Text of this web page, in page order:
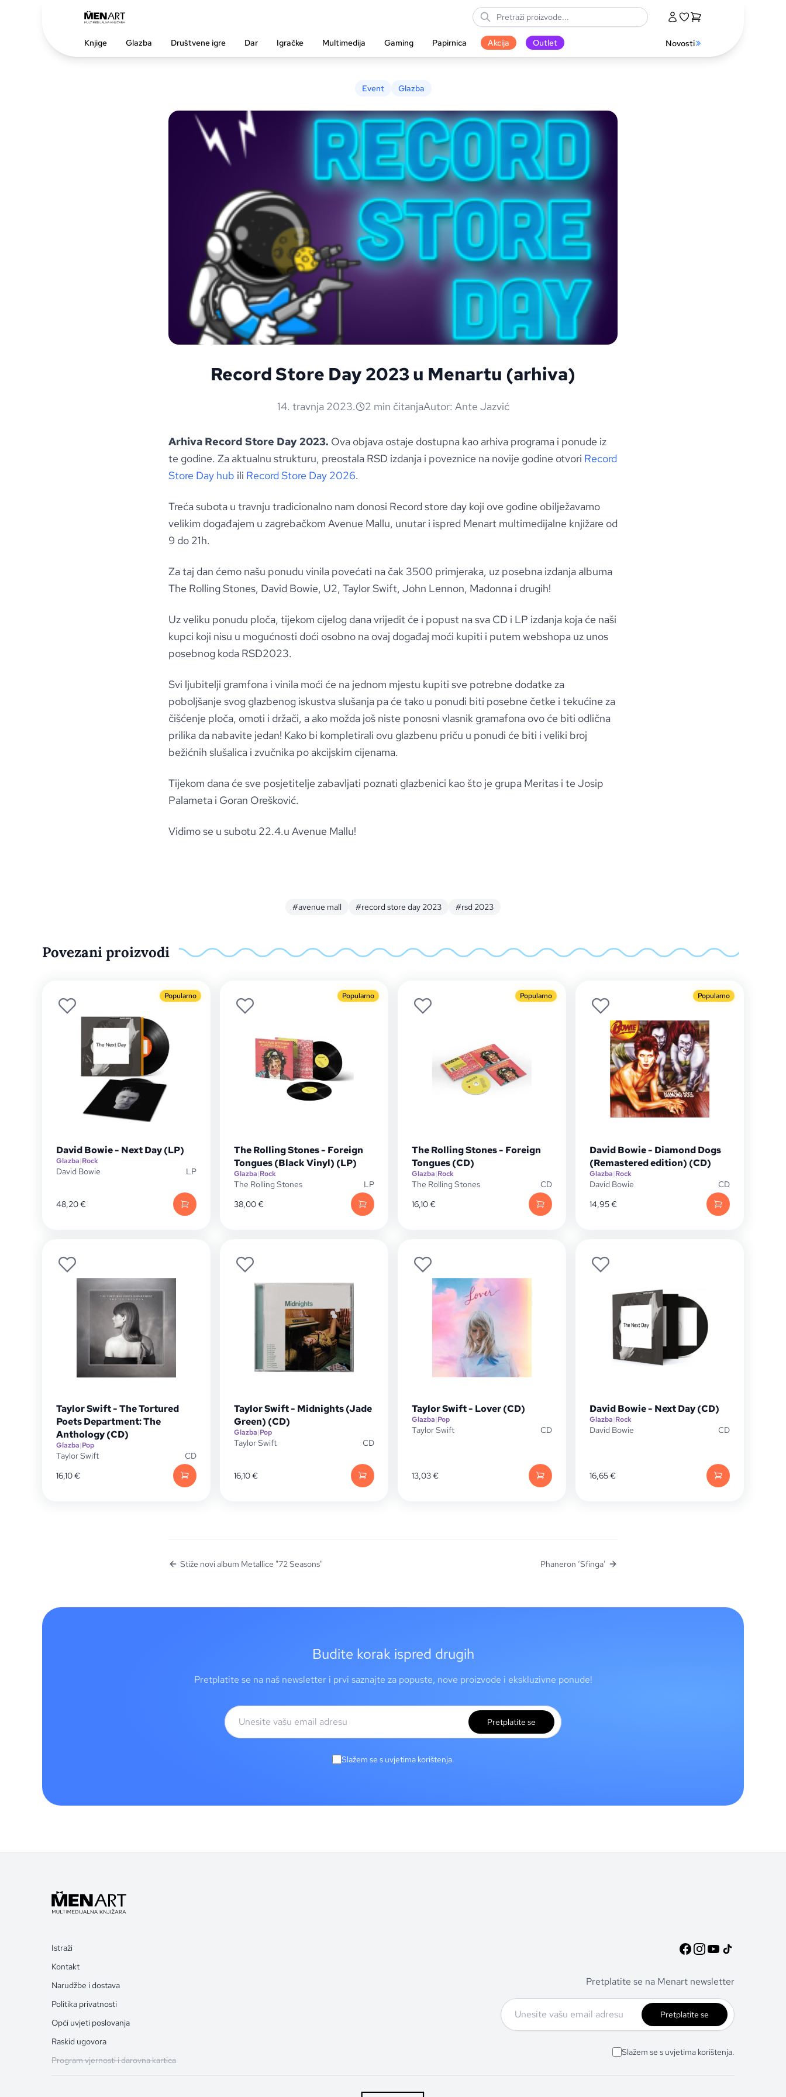
Knjige Glazba Društvene igre Dar Igračke Multimedija Gaming Papirnica Akcija Outlet Novosti
Event Glazba
Record Store Day 2023 u Menartu (arhiva)
14. travnja 2023. 2 min čitanjaAutor: Ante Jazvić
Arhiva Record Store Day 2023. Ova objava ostaje dostupna kao arhiva programa i ponude iz
te godine. Za aktualnu strukturu, preostala RSD izdanja i poveznice na novije godine otvori Record
Store Day hub ili Record Store Day 2026.
Treća subota u travnju tradicionalno nam donosi Record store day koji ove godine obilježavamo
velikim događajem u zagrebačkom Avenue Mallu, unutar i ispred Menart multimedijalne knjižare od
9 do 21h.
Za taj dan ćemo našu ponudu vinila povećati na čak 3500 primjeraka, uz posebna izdanja albuma
The Rolling Stones, David Bowie, U2, Taylor Swift, John Lennon, Madonna i drugih!
Uz veliku ponudu ploča, tijekom cijelog dana vrijedit će i popust na sva CD i LP izdanja koja će naši
kupci koji nisu u mogućnosti doći osobno na ovaj događaj moći kupiti i putem webshopa uz unos
posebnog koda RSD2023.
Svi ljubitelji gramfona i vinila moći će na jednom mjestu kupiti sve potrebne dodatke za
poboljšanje svog glazbenog iskustva slušanja pa će tako u ponudi biti posebne četke i tekućine za
čišćenje ploča, omoti i držači, a ako možda još niste ponosni vlasnik gramafona ovo će biti odlična
prilika da nabavite jedan! Kako bi kompletirali ovu glazbenu priču u ponudi će biti i veliki broj
bežićnih slušalica i zvučnika po akcijskim cijenama.
Tijekom dana će sve posjetitelje zabavljati poznati glazbenici kao što je grupa Meritas i te Josip
Palameta i Goran Orešković.
Vidimo se u subotu 22.4.u Avenue Mallu!
#avenue mall #record store day 2023 #rsd 2023
Povezani proizvodi
Popularno
David Bowie - Next Day (LP)
Glazba|Rock
David Bowie LP
48,20€
Popularno
The Rolling Stones - Foreign
Tongues (Black Vinyl) (LP)
Glazba|Rock
The Rolling Stones
LP
38,00€
Popularno
The Rolling Stones - Foreign
Tongues (CD)
Glazba|Rock
The Rolling Stones
CD
16,10€
Popularno
David Bowie - Diamond Dogs
(Remastered edition) (CD)
Glazba|Rock
David Bowie
CD
14,95€
Taylor Swift - The Tortured
Poets Department: The
Anthology (CD)
Glazba|Pop
Taylor Swift
CD
16,10€
Taylor Swift - Midnights (Jade
Green) (CD)
Glazba|Pop
Taylor Swift CD
16,10€
Taylor Swift - Lover (CD)
Glazba|Pop
Taylor Swift CD
13,03€
David Bowie - Next Day (CD)
Glazba|Rock
David Bowie CD
16,65€
Stiže novi album Metallice "72 Seasons" Phaneron ‘Sfinga’
Budite korak ispred drugih
Pretplatite se na naš newsletter i prvi saznajte za popuste, nove proizvode i ekskluzivne ponude!
Pretplatite se
Slažem se s uvjetima korištenja.
Istraži
Kontakt
Narudžbe i dostava
Politika privatnosti
Opći uvjeti poslovanja
Raskid ugovora
Program vjernosti i darovna kartica
Pretplatite se na Menart newsletter
Pretplatite se
Slažem se s uvjetima korištenja.